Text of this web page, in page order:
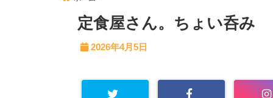
定食屋さん。ちょい呑み
2026年4月5日